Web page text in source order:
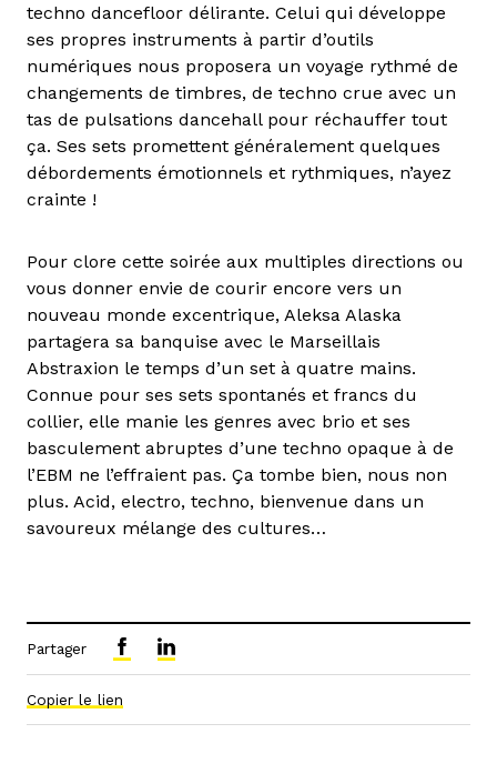
techno dancefloor délirante. Celui qui développe
ses propres instruments à partir d’outils
numériques nous proposera un voyage rythmé de
changements de timbres, de techno crue avec un
tas de pulsations dancehall pour réchauffer tout
ça. Ses sets promettent généralement quelques
débordements émotionnels et rythmiques, n’ayez
crainte !
Pour clore cette soirée aux multiples directions ou
vous donner envie de courir encore vers un
nouveau monde excentrique, Aleksa Alaska
partagera sa banquise avec le Marseillais
Abstraxion le temps d’un set à quatre mains.
Connue pour ses sets spontanés et francs du
collier, elle manie les genres avec brio et ses
basculement abruptes d’une techno opaque à de
l’EBM ne l’effraient pas. Ça tombe bien, nous non
plus. Acid, electro, techno, bienvenue dans un
savoureux mélange des cultures…
Partager
Copier le lien